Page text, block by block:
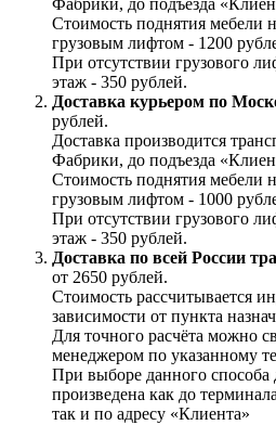
Фабрики, до подъезда
Стоимость поднятия мебели
грузовым лифтом - 1200
При отсутствии грузового
этаж - 350 рублей.
Доставка курьером по
рублей.
Доставка производится
Фабрики, до подъезда
Стоимость поднятия мебели
грузовым лифтом - 1000
При отсутствии грузового
этаж - 350 рублей.
Доставка по всей России
от 2650 рублей.
Стоимость рассчитывается
зависимости от пункта
Для точного расчёта можно
менеджером по указанному
При выборе данного способа
произведена как до
так и по адресу «Клиента»